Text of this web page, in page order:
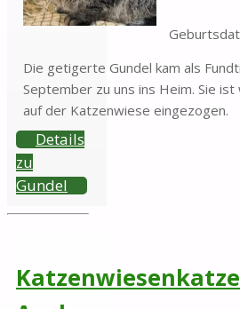
Die getigerte Gundel kam als
September zu uns ins Heim. Sie ist
auf der Katzenwiese eingezogen.
Details
zu
Gundel
Katzenwiesenkatze